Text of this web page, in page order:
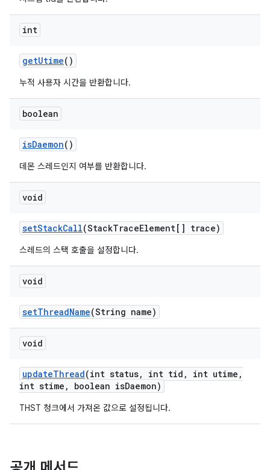
int
getUtime()
누적 사용자 시간을 반환합니다.
boolean
isDaemon()
데몬 스레드인지 여부를 반환합니다.
void
setStackCall(StackTraceElement[] trace)
스레드의 스택 호출을 설정합니다.
void
setThreadName(String name)
void
updateThread(int status, int tid , int utime ,
int stime , boolean isDaemon)
THST 청크에서 가져온 값으로 설정됩니다.